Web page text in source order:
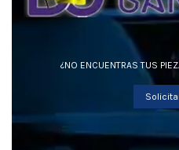
¿NO ENCUENTRAS TUS